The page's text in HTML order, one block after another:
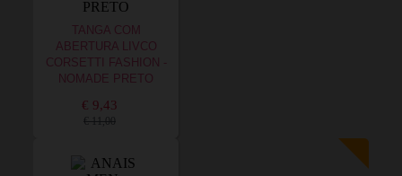
TANGA COM
ABERTURA LIVCO
CORSETTI FASHION -
NOMADE PRETO
€ 9,43
€ 11,00